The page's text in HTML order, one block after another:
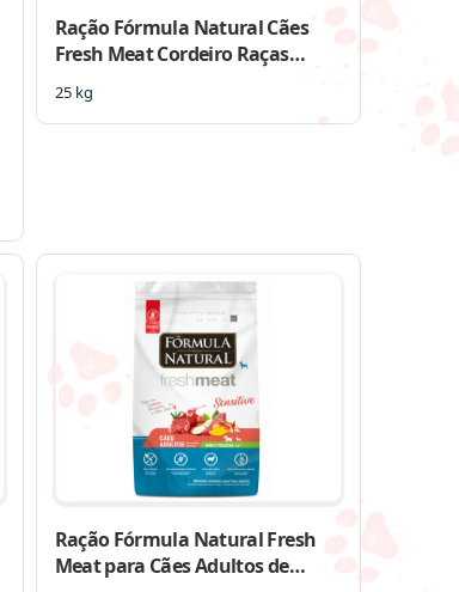
Ração Fórmula Natural Cães
Fresh Meat Cordeiro Raças
Médias e Grande
25 kg
Ração Fórmula Natural Fresh
Meat para Cães Adultos de